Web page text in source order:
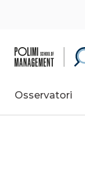
Osservatori